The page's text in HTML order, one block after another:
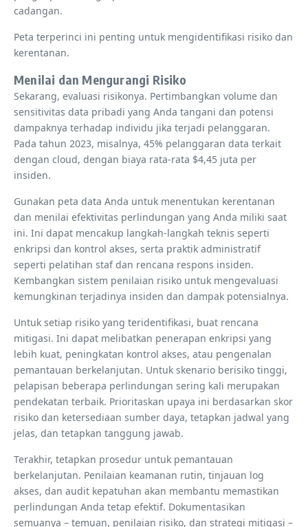
cadangan.
Peta terperinci ini penting untuk mengidentifikasi risiko dan
kerentanan.
Menilai dan Mengurangi Risiko
Sekarang, evaluasi risikonya. Pertimbangkan volume dan
sensitivitas data pribadi yang Anda tangani dan potensi
dampaknya terhadap individu jika terjadi pelanggaran.
Pada tahun 2023, misalnya, 45% pelanggaran data terkait
dengan cloud, dengan biaya rata-rata $4,45 juta per
insiden.
Gunakan peta data Anda untuk menentukan kerentanan
dan menilai efektivitas perlindungan yang Anda miliki saat
ini. Ini dapat mencakup langkah-langkah teknis seperti
enkripsi dan kontrol akses, serta praktik administratif
seperti pelatihan staf dan rencana respons insiden.
Kembangkan sistem penilaian risiko untuk mengevaluasi
kemungkinan terjadinya insiden dan dampak potensialnya.
Untuk setiap risiko yang teridentifikasi, buat rencana
mitigasi. Ini dapat melibatkan penerapan enkripsi yang
lebih kuat, peningkatan kontrol akses, atau pengenalan
pemantauan berkelanjutan. Untuk skenario berisiko tinggi,
pelapisan beberapa perlindungan sering kali merupakan
pendekatan terbaik. Prioritaskan upaya ini berdasarkan skor
risiko dan ketersediaan sumber daya, tetapkan jadwal yang
jelas, dan tetapkan tanggung jawab.
Terakhir, tetapkan prosedur untuk pemantauan
berkelanjutan. Penilaian keamanan rutin, tinjauan log
akses, dan audit kepatuhan akan membantu memastikan
perlindungan Anda tetap efektif. Dokumentasikan
semuanya – temuan, penilaian risiko, dan strategi mitigasi –